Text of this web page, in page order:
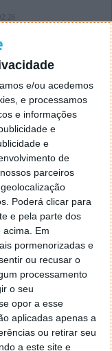
e/ou acedemos
e processamos
e informações
e
e
de
parceiros
Poderá clicar para
e pela parte dos
Em
pormenorizadas e
ou recusar o
processamento
o seu
opor a esse
aplicadas apenas a
ou retirar seu
a este site e
nada k me permita por
Ja percorri o painel
de forçar o uso do
de outra dica fico
a mesma
às 01:39
for segue por mail
da seguinte maneira,
com o botão direito do
Menu ‘Iniciar’
no separador